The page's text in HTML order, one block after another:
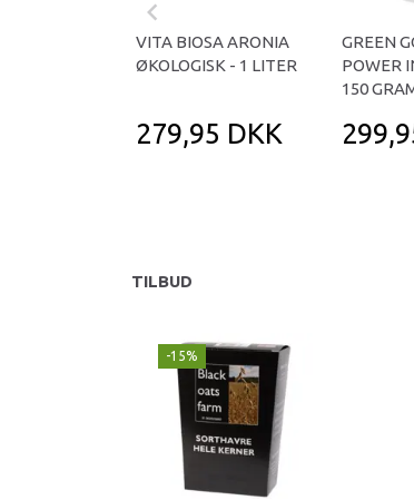
VITA BIOSA ARONIA
ØKOLOGISK - 1 LITER
279,95 DKK
GREEN
POWER
150
TILBUD
-15%